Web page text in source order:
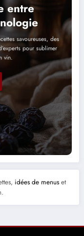
entre
savoureuses, des
pour sublimer
vin.
idées de menus et